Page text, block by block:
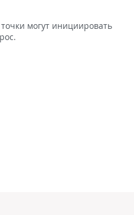
могут инициировать